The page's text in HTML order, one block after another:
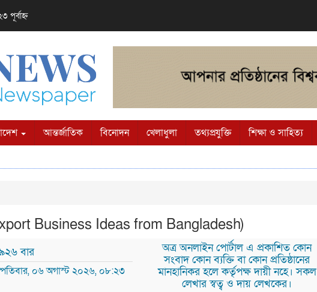
পূর্বাহ্ন
আন্তর্জাতিক বিনোদন খেলাধুলা তথ্যপ্রযুক্তি শিক্ষা ও সাহিত্য
Business Ideas from Bangladesh)
বার
০৬ অগাস্ট ২০২৬, ০৮:২৩
অত্র অনলাইন পোর্টাল এ প্রকাশিত কোন
সংবাদ কোন ব্যক্তি বা কোন প্রতিষ্ঠানের
মানহানিকর হলে কর্তৃপক্ষ দায়ী নহে। সকল
লেখার স্বত্ব ও দায় লেখকের।